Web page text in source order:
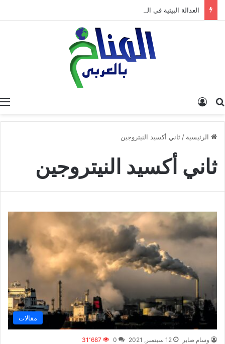
البحث عن
الرئيسية / ثاني أكسيد النيتروجين
ثاني أكسيد النيتروجين
مقالات
وسام صابر 12 سبتمبر, 2021 0 31٬687